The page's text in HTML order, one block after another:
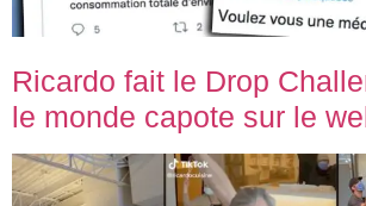
Ricardo fait le Drop
le monde capote sur le